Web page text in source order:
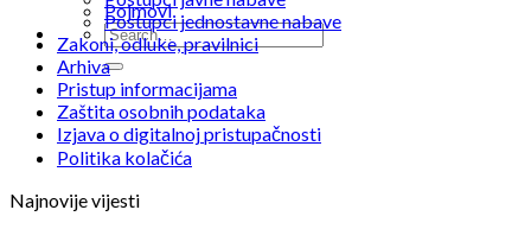
Pojmovi
Postupci jednostavne nabave
Zakoni, odluke, pravilnici
Arhiva
Pristup informacijama
Zaštita osobnih podataka
Izjava o digitalnoj pristupačnosti
Politika kolačića
Najnovije vijesti